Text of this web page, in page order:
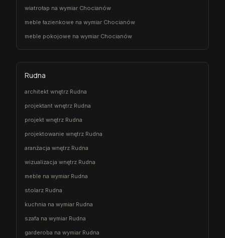
wiatrołap na wymiar Chocianów
meble łazienkowe na wymiar Chocianów
meble pokojowe na wymiar Chocianów
Rudna
architekt wnętrz Rudna
projektant wnętrz Rudna
projekt wnętrz Rudna
projektowanie wnętrz Rudna
aranżacja wnętrz Rudna
wizualizacja wnętrz Rudna
meble na wymiar Rudna
stolarz Rudna
kuchnia na wymiar Rudna
szafa na wymiar Rudna
garderoba na wymiar Rudna